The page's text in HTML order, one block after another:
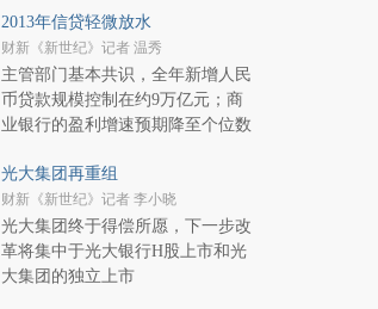
2013年信贷轻微放水
财新《新世纪》记者 温秀
主管部门基本共识，全年新增人民
币贷款规模控制在约9万亿元；商
业银行的盈利增速预期降至个位数
光大集团再重组
财新《新世纪》记者 李小晓
光大集团终于得偿所愿，下一步改
革将集中于光大银行H股上市和光
大集团的独立上市